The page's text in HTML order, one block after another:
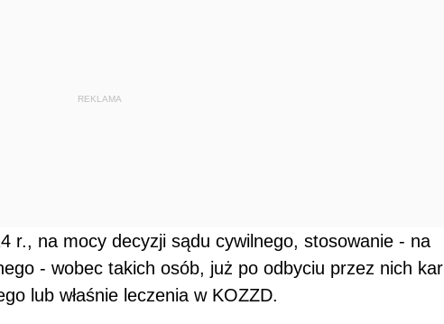
REKLAMA
r., na mocy decyzji sądu cywilnego, stosowanie - na
- wobec takich osób, już po odbyciu przez nich kar
lub właśnie leczenia w KOZZD.